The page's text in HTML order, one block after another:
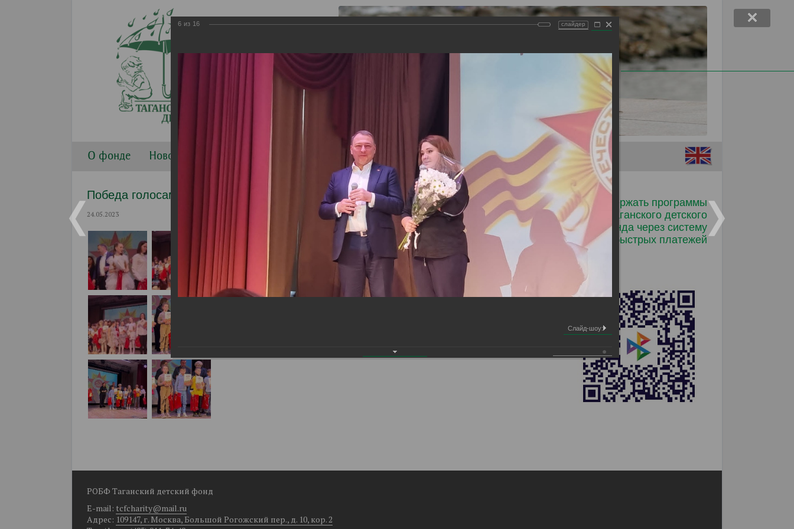
О фонде Новости Направления работы Галерея Информация Контакты Помочь детям
Победа голосами детей 2023
24.05.2023
Поддержать программы
Таганского детского
фонда через систему
быстрых платежей
РОБФ Таганский детский фонд
E-mail: tcfcharity@mail.ru
Адрес: 109147, г. Москва, Большой Рогожский пер., д. 10, кор. 2
6 из 16 слайдер
Слайд-шоу: